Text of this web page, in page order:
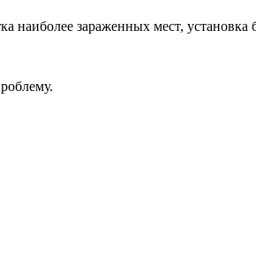
наиболее зараженных мест, установка